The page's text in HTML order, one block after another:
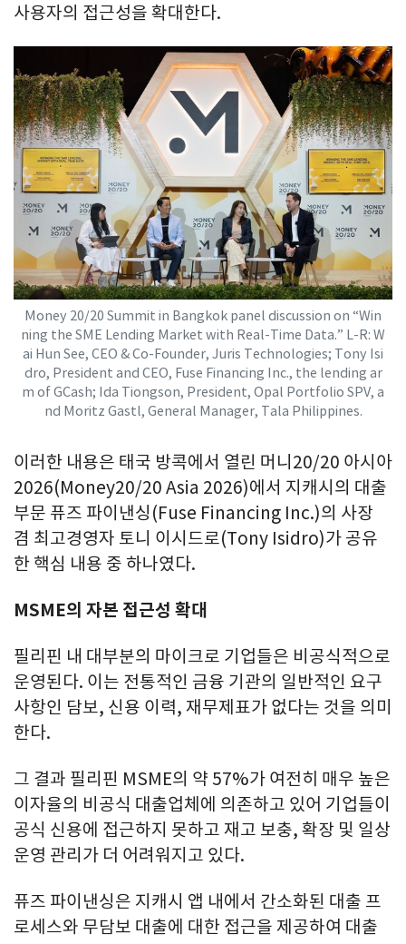
사용자의 접근성을 확대한다.
Money 20/20 Summit in Bangkok panel discussion on “Win
ning the SME Lending Market with Real-Time Data.” L-R: W
ai Hun See, CEO & Co-Founder, Juris Technologies; Tony Isi
dro, President and CEO, Fuse Financing Inc., the lending ar
m of GCash; Ida Tiongson, President, Opal Portfolio SPV, a
nd Moritz Gastl, General Manager, Tala Philippines.
이러한 내용은 태국 방콕에서 열린 머니20/20 아시아
2026(Money20/20 Asia 2026)에서 지캐시의 대출
부문 퓨즈 파이낸싱(Fuse Financing Inc.)의 사장
겸 최고경영자 토니 이시드로(Tony Isidro)가 공유
한 핵심 내용 중 하나였다.
MSME의 자본 접근성 확대
필리핀 내 대부분의 마이크로 기업들은 비공식적으로
운영된다. 이는 전통적인 금융 기관의 일반적인 요구
사항인 담보, 신용 이력, 재무제표가 없다는 것을 의미
한다.
그 결과 필리핀 MSME의 약 57%가 여전히 매우 높은
이자율의 비공식 대출업체에 의존하고 있어 기업들이
공식 신용에 접근하지 못하고 재고 보충, 확장 및 일상
운영 관리가 더 어려워지고 있다.
퓨즈 파이낸싱은 지캐시 앱 내에서 간소화된 대출 프
로세스와 무담보 대출에 대한 접근을 제공하여 대출